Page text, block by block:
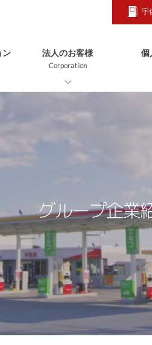
宇
ン
法人のお客様
Corporation
個
グループ企業